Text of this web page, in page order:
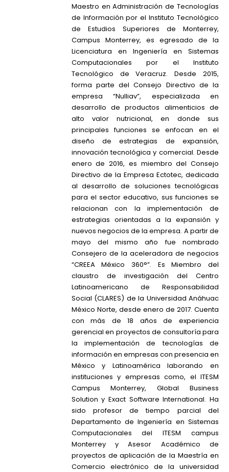
Maestro en Administración de Tecnologías
de Información por el Instituto Tecnológico
de Estudios Superiores de Monterrey,
Campus Monterrey, es egresado de la
Licenciatura en Ingeniería en Sistemas
Computacionales por el Instituto
Tecnológico de Veracruz.Desde 2015,
forma parte del Consejo Directivo de la
empresa “Nulliav”, especializada en
desarrollo de productos alimenticios de
alto valor nutricional, en donde sus
principales funciones se enfocan en el
diseño de estrategias de expansión,
innovación tecnológica y comercial. Desde
enero de 2016, es miembro del Consejo
Directivo de la Empresa Ectotec, dedicada
al desarrollo de soluciones tecnológicas
para el sector educativo, sus funciones se
relacionan con la implementación de
estrategias orientadas a la expansión y
nuevos negocios de la empresa. A partir de
mayo del mismo año fue nombrado
Consejero de la aceleradora de negocios
“CREEA México 360°”. Es Miembro del
claustro de investigación del Centro
Latinoamericano de Responsabilidad
Social (CLARES) de la Universidad Anáhuac
México Norte, desde enero de 2017. Cuenta
con más de 18 años de experiencia
gerencial en proyectos de consultoría para
la implementación de tecnologías de
información en empresas con presencia en
México y Latinoamérica laborando en
instituciones y empresas como, el ITESM
Campus Monterrey, Global Business
Solution y Exact Software International. Ha
sido profesor de tiempo parcial del
Departamento de Ingeniería en Sistemas
Computacionales del ITESM campus
Monterrey y Asesor Académico de
proyectos de aplicación de la Maestría en
Comercio electrónico de la universidad